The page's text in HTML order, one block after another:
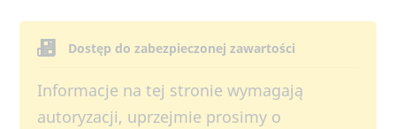
Dostęp do zabezpieczonej zawartości
Informacje na tej stronie wymagają
autoryzacji, uprzejmie prosimy o